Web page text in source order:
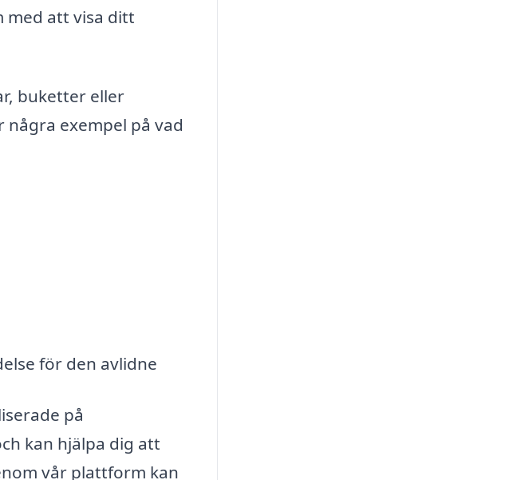
med att visa ditt
buketter eller
exempel på vad
för den avlidne
på
kan hjälpa dig att
vår plattform kan